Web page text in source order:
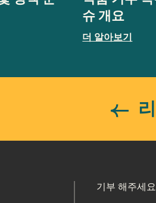
슈 개요
더 알아보기
기부 해주세요